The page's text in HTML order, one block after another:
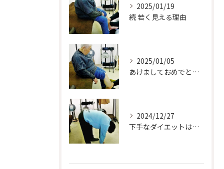
2025/01/19
続 若く見える理由
2025/01/05
あけましておめでとうございます。
2024/12/27
下手なダイエットは健康悪化につながる！？